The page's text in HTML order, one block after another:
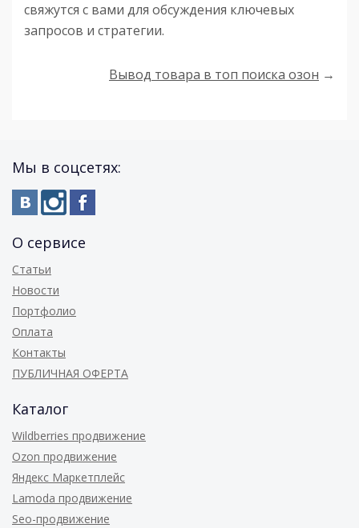
свяжутся с вами для обсуждения ключевых
запросов и стратегии.
Вывод товара в топ поиска озон →
Мы в соцсетях:
О сервисе
Статьи
Новости
Портфолио
Оплата
Контакты
ПУБЛИЧНАЯ ОФЕРТА
Каталог
Wildberries продвижение
Ozon продвижение
Яндекс Маркетплейс
Lamoda продвижение
Seo-продвижение